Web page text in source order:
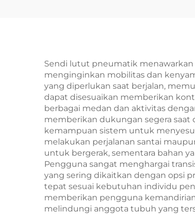
Sendi lutut pneumatik
menginginkan mobilitas dan
yang diperlukan saat berjalan,
dapat disesuaikan memberikan
berbagai medan dan aktivitas
memberikan dukungan segera saat
kemampuan sistem untuk
melakukan perjalanan santai
untuk bergerak, sementara bahan
Pengguna sangat menghargai
yang sering dikaitkan dengan opsi
tepat sesuai kebutuhan individu
memberikan pengguna
melindungi anggota tubuh yang